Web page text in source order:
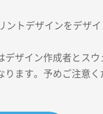
ントデザインをデザ
デザイン作成者とスウ
ます。予めご注意く